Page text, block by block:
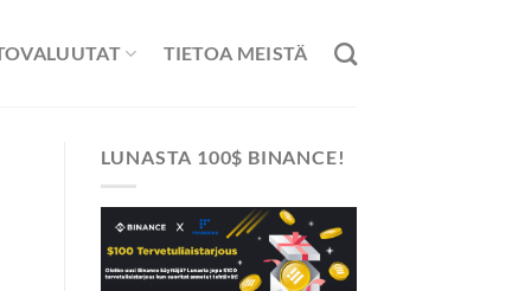
TIETOA MEISTÄ
LUNASTA 100$ BINANCE!